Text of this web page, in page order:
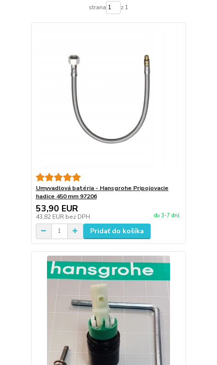
strana z 1
Umyvadlová batéria - Hansgrohe Pripojovacie
hadice 450 mm 97206
53,90 EUR
43,82 EUR bez DPH do 3-7 dní
Pridať do košíka